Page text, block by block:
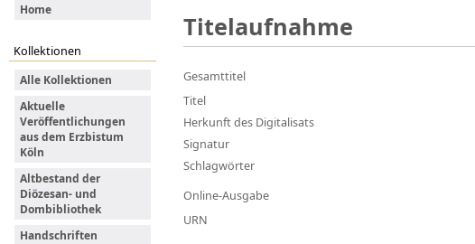
Home
Kollektionen
Alle Kollektionen
Aktuelle
Veröffentlichungen
aus dem Erzbistum
Köln
Altbestand der
Diözesan- und
Dombibliothek
Handschriften
Titelaufnahme
Gesamttitel
Titel
Herkunft des Digitalisats
Signatur
Schlagwörter
Online-Ausgabe
URN